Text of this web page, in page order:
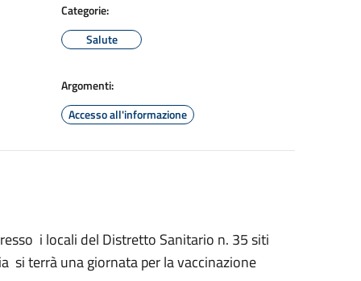
Categorie:
Salute
Argomenti:
Accesso all'informazione
i locali del Distretto Sanitario n. 35 siti
si terrà una giornata per la vaccinazione